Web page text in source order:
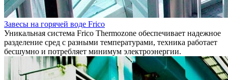
Завесы на горячей воде Frico
Уникальная система Frico Thermozone обеспечивает надежное
разделение сред с разными температурами, техника работает
бесшумно и потребляет минимум электроэнергии.